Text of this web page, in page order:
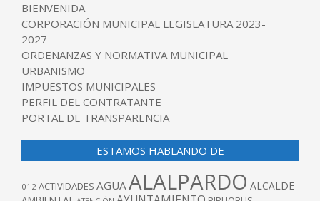
BIENVENIDA
CORPORACIÓN MUNICIPAL LEGISLATURA 2023-
2027
ORDENANZAS Y NORMATIVA MUNICIPAL
URBANISMO
IMPUESTOS MUNICIPALES
PERFIL DEL CONTRATANTE
PORTAL DE TRANSPARENCIA
ESTAMOS HABLANDO DE
012 ACTIVIDADES AGUAALALPARDO ALCALDE